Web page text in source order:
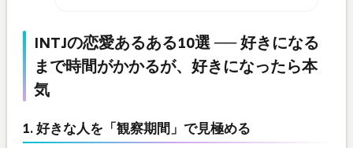
INTJの恋愛あるある10選 ── 好きになる
まで時間がかかるが、好きになったら本
気
1. 好きな人を「観察期間」で見極める